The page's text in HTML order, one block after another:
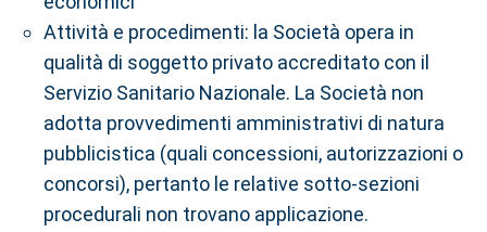
Attività e procedimenti: la Società opera in
qualità di soggetto privato accreditato con il
Servizio Sanitario Nazionale. La Società non
adotta provvedimenti amministrativi di natura
pubblicistica (quali concessioni, autorizzazioni o
concorsi), pertanto le relative sotto-sezioni
procedurali non trovano applicazione.